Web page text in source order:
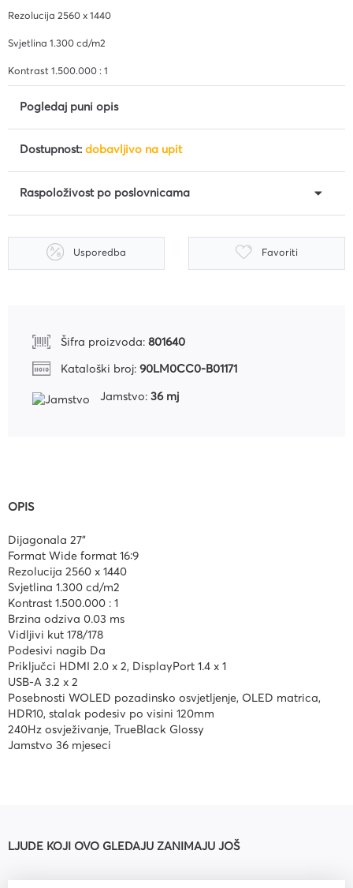
Rezolucija 2560 x 1440
Svjetlina 1.300 cd/m2
Kontrast 1.500.000 : 1
Pogledaj puni opis
Dostupnost: dobavljivo na upit
Raspoloživost po poslovnicama
Usporedba Favoriti
Šifra proizvoda: 801640
Kataloški broj: 90LM0CC0-B01171
Jamstvo:36 mj
OPIS
Dijagonala 27"
Format Wide format 16:9
Rezolucija 2560 x 1440
Svjetlina 1.300 cd/m2
Kontrast 1.500.000 : 1
Brzina odziva 0.03 ms
Vidljivi kut 178/178
Podesivi nagib Da
Priključci HDMI 2.0 x 2, DisplayPort 1.4 x 1
USB-A 3.2 x 2
Posebnosti WOLED pozadinsko osvjetljenje, OLED matrica,
HDR10, stalak podesiv po visini 120mm
240Hz osvježivanje, TrueBlack Glossy
Jamstvo 36 mjeseci
LJUDE KOJI OVO GLEDAJU ZANIMAJU JOŠ